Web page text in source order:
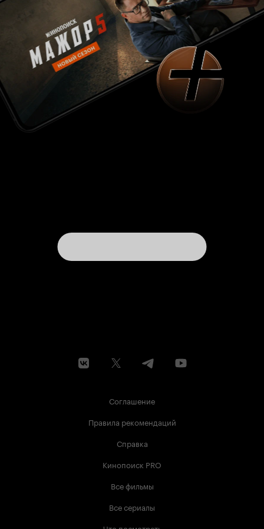
Соглашение
Правила рекомендаций
Справка
Кинопоиск PRO
Все фильмы
Все сериалы